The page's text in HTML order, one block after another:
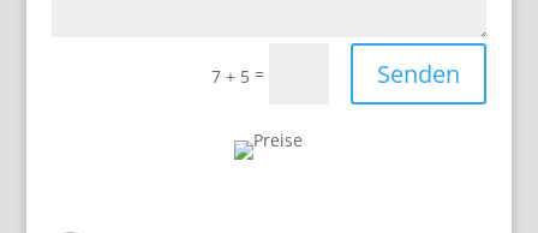
7 + 5 = Senden